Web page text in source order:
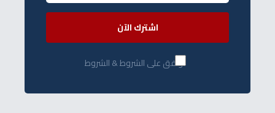
اشترك الآن
أوافق على الشروط & الشروط